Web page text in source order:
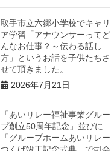
取手市立六郷小学校でキャリ
ア学習「アナウンサーってど
んなお仕事？～伝わる話し
方」というお話を子供たちさ
せて頂きました。
2026年7月21日
「あいリレー福祉事業グルー
プ創立50周年記念」並びに
「グループホームあいリレー